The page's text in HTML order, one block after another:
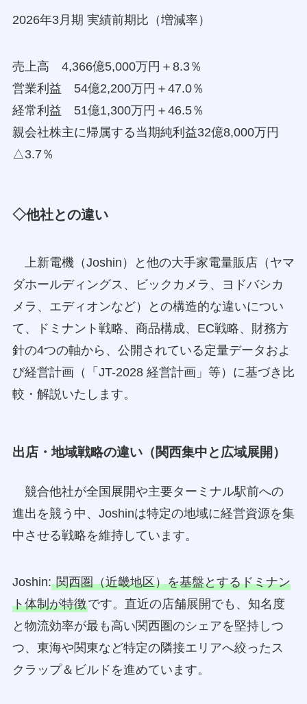
2026年3月期 実績前期比（増減率）
売上高 4,366億5,000万円＋8.3％
営業利益 54億2,200万円＋47.0％
経常利益 51億1,300万円＋46.5％
親会社株主に帰属する当期純利益32億8,000万円
△3.7％
◇他社との違い
上新電機（Joshin）と他の大手家電量販店（ヤマ
ダホールディングス、ビックカメラ、ヨドバシカ
メラ、エディオンなど）との構造的な違いについ
て、ドミナント戦略、商品構成、EC戦略、財務方
針の4つの軸から、公開されている定量データおよ
び経営計画（「JT-2028 経営計画」等）に基づき比
較・解説いたします。
出店・地域戦略の違い（関西集中と広域展開）
競合他社が全国展開や主要ターミナル駅前への
進出を競う中、Joshinは特定の地域に経営資源を集
中させる戦略を維持しています。
Joshin:関西圏（近畿地区）を基盤とするドミナン
ト体制が特徴です。直近の店舗展開でも、知名度
と物流効率が最も高い関西圏のシェアを堅持しつ
つ、東海や関東など特定の隣接エリアへ絞ったス
クラップ＆ビルドを進めています。